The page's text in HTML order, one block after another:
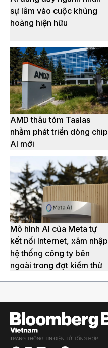
sự lâm vào cuộc khủng
hoảng hiện hữu
AMD thâu tóm Taalas
nhằm phát triển dòng chip
AI mới
Mô hình AI của Meta tự
kết nối Internet, xâm nhập
hệ thống công ty bên
ngoài trong đợt kiểm thử